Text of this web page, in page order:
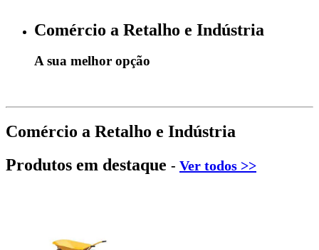
Comércio a Retalho e Indústria
A sua melhor opção
Comércio a Retalho e Indústria
Produtos em destaque - Ver todos >>